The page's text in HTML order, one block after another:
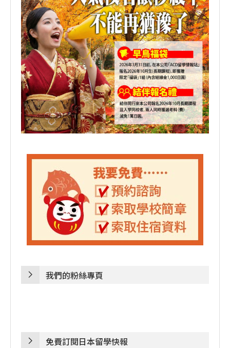
我們的粉絲專頁
免費訂閱日本留學快報